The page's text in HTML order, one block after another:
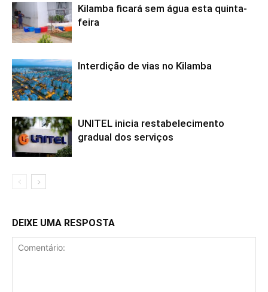
Kilamba ficará sem água esta quinta-
feira
Interdição de vias no Kilamba
UNITEL inicia restabelecimento
gradual dos serviços
DEIXE UMA RESPOSTA